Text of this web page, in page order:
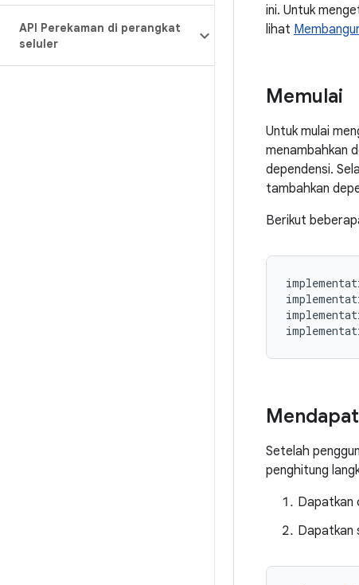
API Perekaman di perangkat
seluler
ini. Untuk
lihat
Memulai
Untuk mulai
menambahkan
dependensi.
tambahkan
Berikut
Setelah
penghitung
Dapatkan
Dapatkan